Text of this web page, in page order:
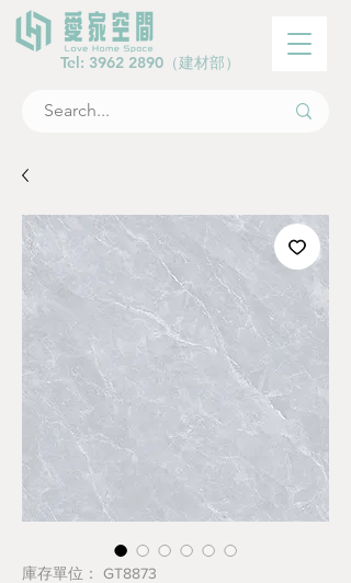
Tel: 3962 2890 （建材部）
庫存單位： GT8873